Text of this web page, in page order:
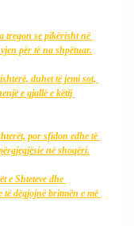
tregon se pikërisht në
për të na shpëtuar.
duhet të jemi sot,
e gjallë e këtij
por sfidon edhe të
në shoqëri.
e Shteteve dhe
të dëgjojnë britmën e më